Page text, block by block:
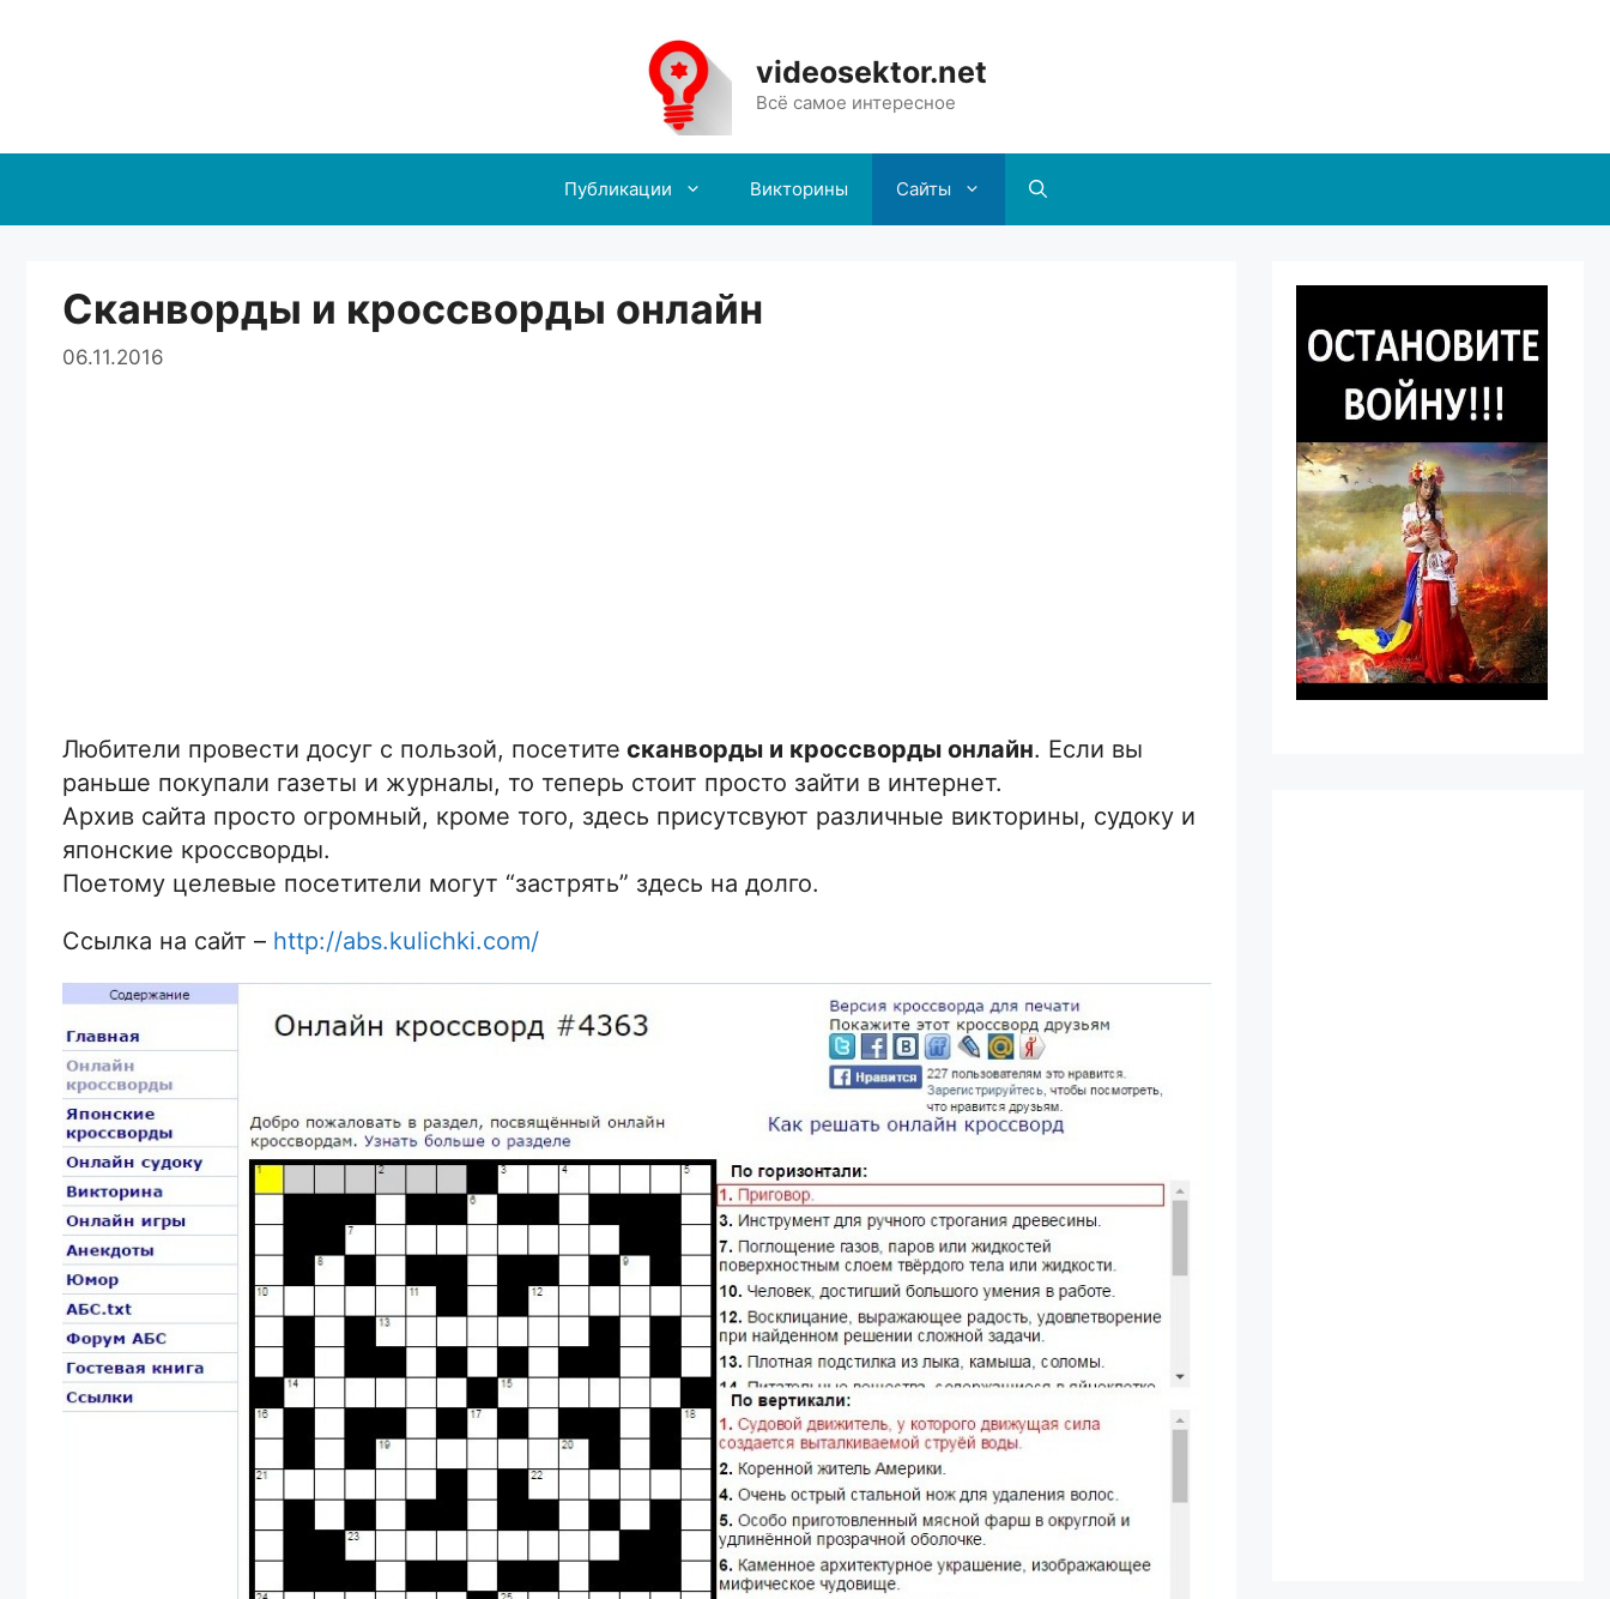
videosektor.net
Всё самое интересное
Публикации Викторины Сайты
Cканворды и кроссворды онлайн
06.11.2016
Любители провести досуг с пользой, посетите сканворды и кроссворды онлайн. Если вы
раньше покупали газеты и журналы, то теперь стоит просто зайти в интернет.
Архив сайта просто огромный, кроме того, здесь присутсвуют различные викторины, судоку и
японские кроссворды.
Поетому целевые посетители могут “застрять” здесь на долго.
Ссылка на сайт – http://abs.kulichki.com/